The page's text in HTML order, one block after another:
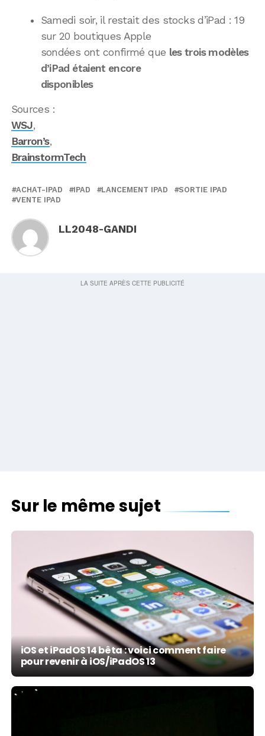
Samedi soir, il restait des stocks d’iPad : 19
sur 20 boutiques Apple
sondées ont confirmé que les trois modèles
d’iPad étaient encore
disponibles
Sources :
WSJ,
Barron’s,
BrainstormTech
ACHAT-IPAD IPAD LANCEMENT IPAD
SORTIE IPAD
VENTE IPAD
LL2048-GANDI
Sur le même sujet
iOS et iPadOS 14 bêta : voici comment faire
pour revenir à iOS/iPadOS 13